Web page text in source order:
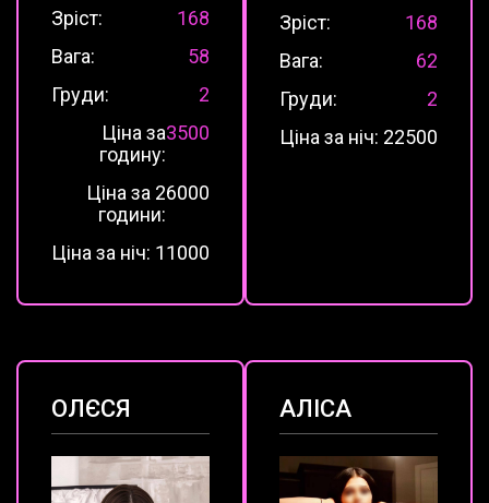
Зріст:
168
Вага:
58
Груди:
2
Ціна за
годину:
3500
Ціна за 2
години:
6000
Ціна за ніч: 11000
Зріст:
168
Вага:
62
Груди:
2
Ціна за ніч: 22500
ОЛЄСЯ АЛІСА